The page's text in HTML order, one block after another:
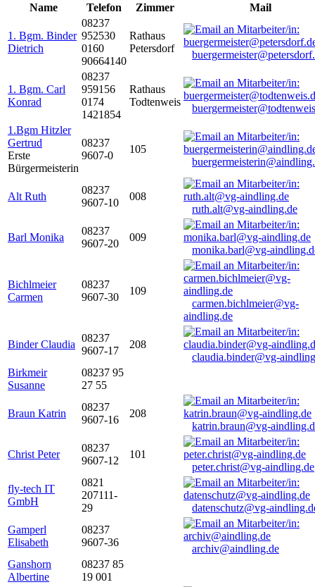
Name
Telefon Zimmer Mail
1. Bgm. Binder
Dietrich
08237
952530
0160
90664140
Rathaus
Petersdorf
1. Bgm. Carl
Konrad
08237
959156
0174
1421854
Rathaus
Todtenweis
1.Bgm Hitzler
Gertrud
Erste
Bürgermeisterin
08237
9607-0
105
Alt Ruth
08237
9607-10
008
ruth.alt@vg-aindling.de
Barl Monika
08237
9607-20
009
monika.barl@vg-
Bichlmeier
Carmen
08237
9607-30
109
carmen.bichlmeier@vg-
aindling.de
Binder Claudia
08237
9607-17
208
claudia.binder@vg-
Birkmeir
Susanne
08237 95
27 55
Braun Katrin
08237
9607-16
208
katrin.braun@vg-
Christ Peter
08237
9607-12
101
peter.christ@vg-aindling.de
fly-tech IT
GmbH
0821
207111-
29
datenschutz@vg-
Gamperl
Elisabeth
08237
9607-36
archiv@aindling.de
Ganshorn
Albertine
08237 85
19 001